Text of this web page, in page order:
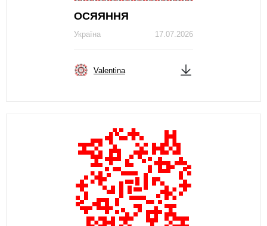
ОСЯЯННЯ
17.07.2026
Україна
Valentina